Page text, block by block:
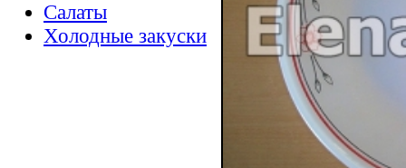
Салаты
Холодные закуски